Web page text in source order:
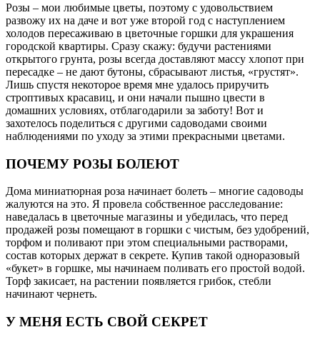
Розы – мои любимые цветы, поэтому с удовольствием
развожу их на даче и вот уже второй год с наступлением
холодов пересаживаю в цветочные горшки для украшения
городской квартиры. Сразу скажу: будучи растениями
открытого грунта, розы всегда доставляют массу хлопот при
пересадке – не дают бутоны, сбрасывают листья, «грустят».
Лишь спустя некоторое время мне удалось приручить
строптивых красавиц, и они начали пышно цвести в
домашних условиях, отблагодарили за заботу! Вот и
захотелось поделиться с другими садоводами своими
наблюдениями по уходу за этими прекрасными цветами.
ПОЧЕМУ РОЗЫ БОЛЕЮТ
Дома миниатюрная роза начинает болеть – многие садоводы
жалуются на это. Я провела собственное расследование:
наведалась в цветочные магазины и убедилась, что перед
продажей розы помещают в горшки с чистым, без удобрений,
торфом и поливают при этом специальными растворами,
состав которых держат в секрете. Купив такой одноразовый
«букет» в горшке, мы начинаем поливать его простой водой.
Торф закисает, на растении появляется грибок, стебли
начинают чернеть.
У МЕНЯ ЕСТЬ СВОЙ СЕКРЕТ